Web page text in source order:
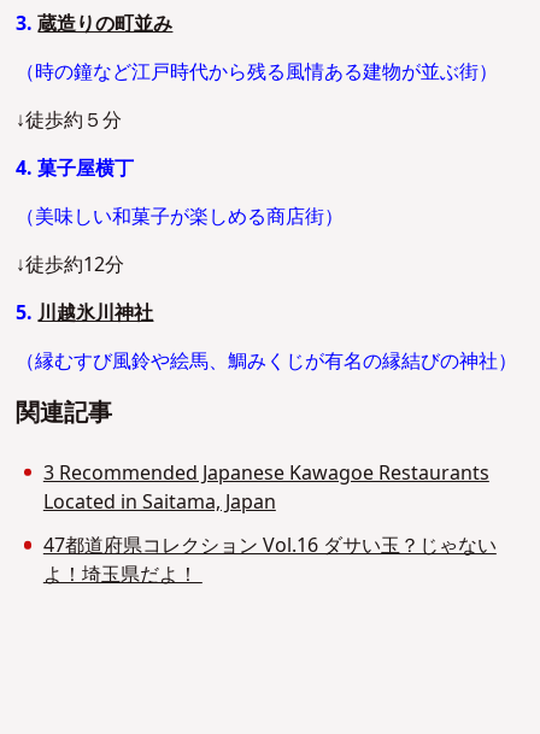
3.蔵造りの町並み
（時の鐘など江戸時代から残る風情ある建物が並ぶ街）
↓徒歩約５分
4. 菓子屋横丁
（美味しい和菓子が楽しめる商店街）
↓徒歩約12分
5.川越氷川神社
（縁むすび風鈴や絵馬、鯛みくじが有名の縁結びの神社）
関連記事
3 Recommended Japanese Kawagoe Restaurants
Located in Saitama, Japan
47都道府県コレクション Vol.16 ダサい玉？じゃない
よ！埼玉県だよ！